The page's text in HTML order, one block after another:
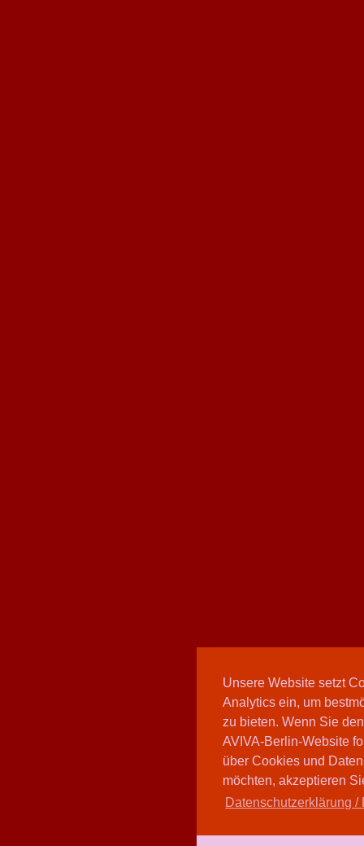
Unsere Website setzt
Analytics ein, um
zu bieten. Wenn Sie
AVIVA-Berlin-Website
über Cookies und
möchten, akzeptieren
Datenschutzerklärung /